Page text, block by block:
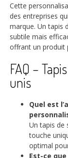
Cette
des entreprises
marque. Un tapis
subtile mais
offrant un produit
FAQ –
unis
Quel est
Un tapis de
touche
optimal
Est-ce